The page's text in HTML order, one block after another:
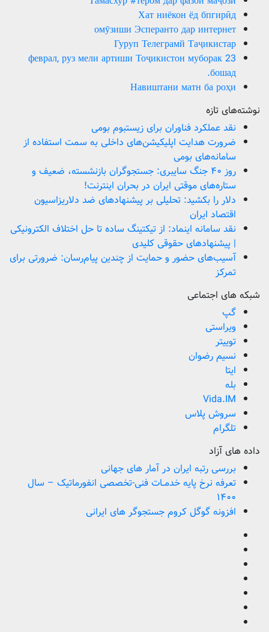
Хат ниёкон ёд бпгирӣд
омӯзиши Эсперанто дар интернет
Гуруп Телеграмй Таҷикистар
23 феврал, руз мели артиши Тоҷикистон муборак
бошад.
Навиштани матн ба роҳи
نوشته‌های تازه
نقد عملکرد فناوران برای زیستبوم بومی
ضرورت هدایت اپلیکیشن‌های داخلی به سمت استفاده از
سامانه‌های بومی
روز ۴۰ جنگ سایبری: جستجوگران بازنشسته، ضعیف و
ستاره‌های موقتی ایران در بحران اینترنت!
دلار را بکشید: تحلیلی بر پیشنهادهای ضد دلاریزاسیون
اقتصاد ایران
نقد سامانه اینماد: از تیکتینگ ساده تا حل اختلاف الکترونیکی
| پیشنهادهای حقوقی کلیدی
آسیب‌های حضور و حمایت از چندین پیام‌رسان: ضرورتی برای
تمرکز
شبکه های اجتماعی
گپ
ویراستی
توییتر
نسیم رضوان
ایتا
بله
Vida.IM
سروش پلاس
تلگرام
داده های آزاد
بررسی رتبه ایران در آمار های جهانی
تعرفه نرخ پایه خدمــات فنی-تخصصی انفورماتیک – سال
۱۴۰۰
افزونه گوگل کروم جستجوگر های ایرانی